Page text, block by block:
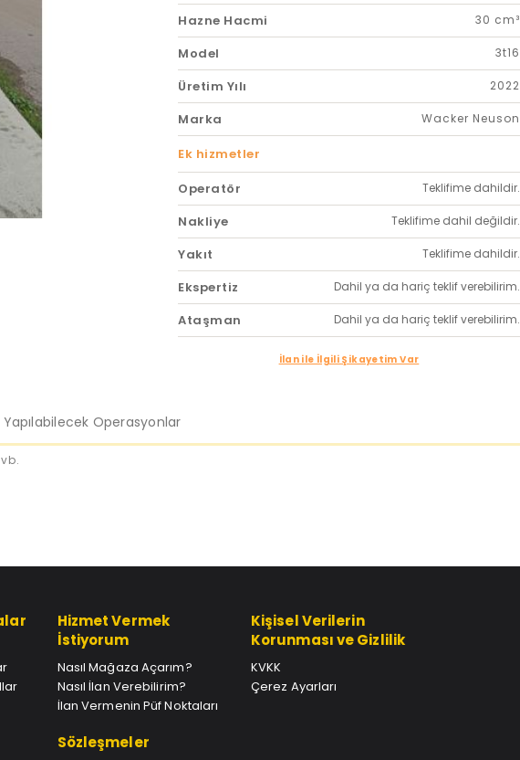
Hazne Hacmi 30 cm³
Model 3t16
Üretim Yılı 2022
Marka Wacker Neuson
Ek hizmetler
Operatör
Teklifime dahildir.
Nakliye Teklifime dahil değildir.
Yakıt Teklifime dahildir.
Ekspertiz Dahil ya da hariç teklif verebilirim.
Ataşman Dahil ya da hariç teklif verebilirim.
İlan ile İlgili Şikayetim Var
Yapılabilecek Operasyonlar
Hizmet Vermek
İstiyorum
Nasıl Mağaza Açarım?
Nasıl İlan Verebilirim?
İlan Vermenin Püf Noktaları
Sözleşmeler
Kişisel Verilerin
Korunması ve Gizlilik
KVKK
Çerez Ayarları